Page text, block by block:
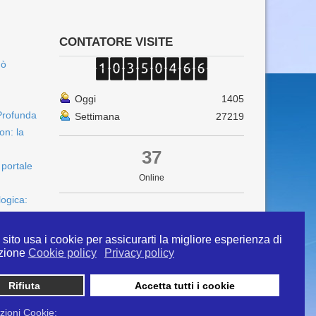
sito usa i cookie per assicurarti la migliore esperienza di
Cookie policy Privacy policy
Rifiuta Accetta tutti i cookie
Cookie:
la
CONTATORE VISITE
Oggi
1405
Settimana
27219
37
Online
info@ipertermiaitalia.it tel. 331/9584817 . Il